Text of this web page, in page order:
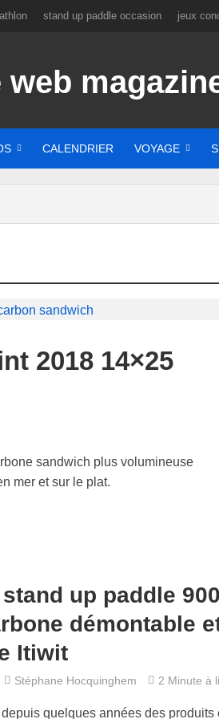
stand up paddle occasion jeux
CALENDRIER VOYAGE
2018 14×25
sandwich plus volumineuse
mer et sur le plat.
up paddle
démontable
Itiwit
Stéphane Hocquinghem 2 Minute à
depuis quelques années des produits